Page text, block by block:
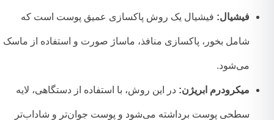
فیشیال:فیشیال یک روش پاکسازی عمیق پوست است که
شامل بخور، پاکسازی منافذ، ماساژ صورت و استفاده از ماسک
می‌شود.
میکرودرم ابریژن: در این روش، با استفاده از دستگاهی، لایه
سطحی پوست برداشته می‌شود و پوست جوان‌تر و شاداب‌تر